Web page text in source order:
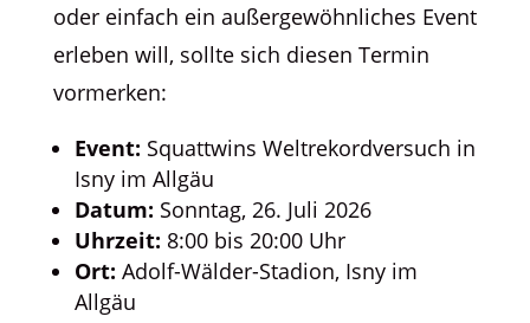
oder einfach ein außergewöhnliches Event
erleben will, sollte sich diesen Termin
vormerken:
Event: Squattwins Weltrekordversuch in
Isny im Allgäu
Datum: Sonntag, 26. Juli 2026
Uhrzeit: 8:00 bis 20:00 Uhr
Ort: Adolf-Wälder-Stadion, Isny im
Allgäu